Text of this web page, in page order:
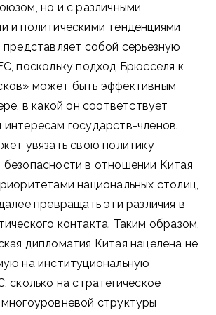
но и с различными
и политическими тенденциями
собой серьезную
поскольку подход Брюсселя к
может быть эффективным
в какой он соответствует
государств-членов.
увязать свою политику
безопасности в отношении Китая
национальных столиц,
превращать эти различия в
контакта. Таким образом,
дипломатия Китая нацелена не
на институциональную
сколько на стратегическое
структуры